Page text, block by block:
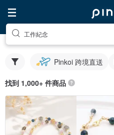
工作紀念
Pinkoi 跨境直送
找到 1,000+ 件商品